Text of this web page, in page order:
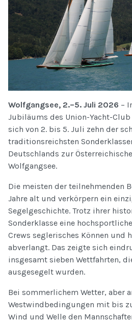
Wolfgangsee, 2.–5. Juli 2026 –
Jubiläums des Union-Yacht-
sich von 2. bis 5. Juli zehn der
traditionsreichsten
Deutschlands zur
Wolfgangsee.
Die meisten der teilnehmenden
Jahre alt und verkörpern ein
Segelgeschichte. Trotz ihrer
Sonderklasse eine
Crews seglerisches Können und
abverlangt. Das zeigte sich
insgesamt sieben Wettfahrten,
ausgesegelt wurden.
Bei sommerlichem Wetter, aber
Westwindbedingungen mit bis
Wind und Welle den